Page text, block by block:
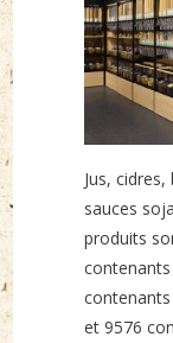
Jus,
sauces
produits
et 9576